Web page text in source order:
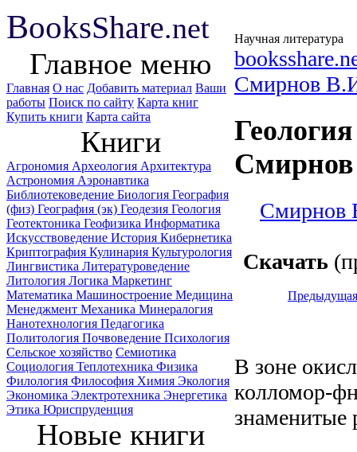
BooksShare.net Научная литература
Главное меню
Главная О нас Добавить материал Ваши
работы Поиск по сайту Карта книг
Купить книги Карта сайта
Книги
Агрономия Археология Архитектура
Астрономия Аэронавтика
Библиотековедение Биология География
(физ) География (эк) Геодезия Геология
Геотектоника Геофизика Информатика
Искусствоведение История Кибернетика
Криптография Кулинария Культурология
Лингвистика Литературоведение
Литология Логика Маркетинг
Математика Машиностроение Медицина
Менеджмент Механика Минералогия
Нанотехнология Педагогика
Политология Почвоведение Психология
Сельское хозяйство Семиотика
Социология Теплотехника Физика
Филология Философия Химия Экология
Экономика Электротехника Энергетика
Этика Юриспруденция
Новые книги
Смирнов
Смирнов
Скачать
Предыдущая
В зоне
колломор-
знаменитые